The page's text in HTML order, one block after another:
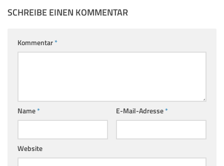
SCHREIBE EINEN KOMMENTAR
Kommentar*
Name* E-Mail-Adresse*
Website